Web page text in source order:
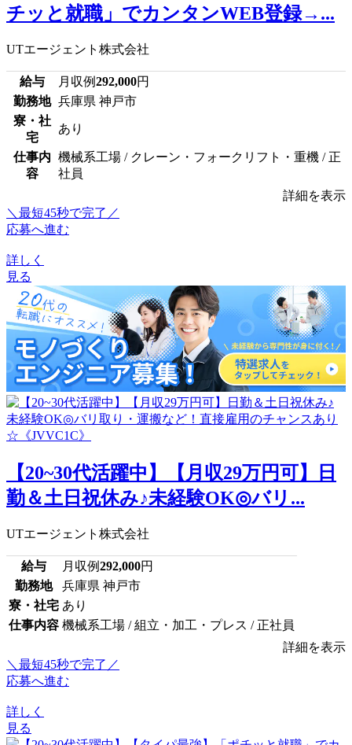
チッと就職」でカンタンWEB登録→...
UTエージェント株式会社
給与 月収例292,000円
勤務地 兵庫県 神戸市
寮・社
宅
あり
仕事内
容
機械系工場 / クレーン・フォークリフト・重機 / 正
社員
詳細を表示
＼最短45秒で完了／
応募へ進む
詳しく
見る
【20~30代活躍中】【月収29万円可】日
勤＆土日祝休み♪未経験OK◎バリ...
UTエージェント株式会社
給与 月収例292,000円
勤務地
兵庫県 神戸市
寮・社宅 あり
仕事内容 機械系工場 / 組立・加工・プレス / 正社員
詳細を表示
＼最短45秒で完了／
応募へ進む
詳しく
見る